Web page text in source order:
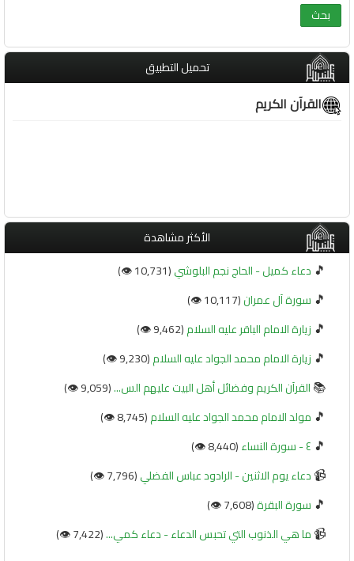
تحميل التطبيق
القرآن الكريم
الأكثر مشاهدة
🎵 دعاء كميل - الحاج نجم البلوشي(10,731 👁️)
🎵 سورة آل عمران(10,117 👁️)
🎵 زيارة الامام الباقر عليه السلام(9,462 👁️)
🎵 زيارة الامام محمد الجواد عليه السلام(9,230 👁️)
📚القرآن الكريم وفضائل أهل البيت عليهم الس...(9,059 👁️)
🎵 مولد الامام محمد الجواد عليه السلام(8,745 👁️)
🎵 ٤ - سورة النساء (8,440 👁️)
📹دعاء يوم الاثنين - الرادود عباس الفضلي(7,796 👁️)
🎵 سورة البقرة(7,608 👁️)
📹ما هي الذنوب التي تحبس الدعاء - دعاء كمي...(7,422 👁️)